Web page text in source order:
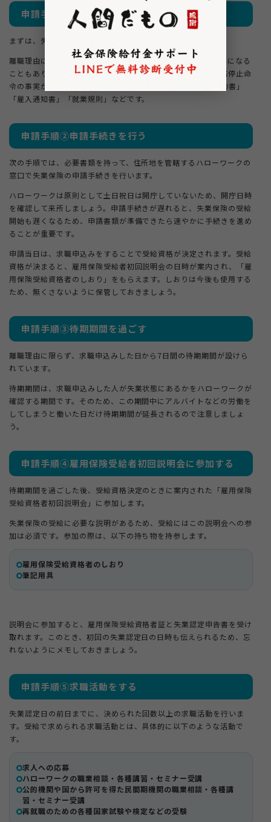
申請手順①必要書類を準備する
まずは、失業保険の申請に必要な書類を準備します。
離職理由によっては、前述の書類に加えて他の証明書類が必要になる
こともあります。例えば、会社の倒産で離職した場合は「業務停止命
令の事実が分かる資料」、雇い止めによる離職では「動労契約書」
「雇入通知書」「就業規則」などです。
申請手順②申請手続きを行う
次の手順では、必要書類を持って、住所地を管轄するハローワークの
窓口で失業保険の申請手続きを行います。
ハローワークは原則として土日祝日は開庁していないため、開庁日時
を確認して来所しましょう。申請手続きが遅れると、失業保険の受給
開始も遅くなるため、申請書類が準備できたら速やかに手続きを進め
ることが重要です。
申請当日は、求職申込みをすることで受給資格が決定されます。受給
資格が決まると、雇用保険受給者初回説明会の日時が案内され、「雇
用保険受給資格者のしおり」をもらえます。しおりは今後も使用する
ため、無くさないように保管しておきましょう。
申請手順③待期期間を過ごす
離職理由に限らず、求職申込みした日から7日間の待期期間が設けら
れています。
待期期間は、求職申込みした人が失業状態にあるかをハローワークが
確認する期間です。そのため、この期間中にアルバイトなどの労働を
してしまうと働いた日だけ待期期間が延長されるので注意しましょ
う。
申請手順④雇用保険受給者初回説明会に参加する
待期期間を過ごした後、受給資格決定のときに案内された「雇用保険
受給資格者初回説明会」に参加します。
失業保険の受給に必要な説明があるため、受給にはこの説明会への参
加は必須です。参加の際は、以下の持ち物を持参します。
雇用保険受給資格者のしおり
筆記用具
説明会に参加すると、雇用保険受給資格者証と失業認定申告書を受け
取れます。このとき、初回の失業認定日の日時も伝えられるため、忘
れないようにメモしておきましょう。
申請手順⑤求職活動をする
失業認定日の前日までに、決められた回数以上の求職活動を行いま
す。受給で求められる求職活動とは、具体的に以下のような活動で
す。
求人への応募
ハローワークの職業相談・各種講習・セミナー受講
公的機関や国から許可を得た民間期機関の職業相談・各種講
習・セミナー受講
再就職のための各種国家試験や検定などの受験